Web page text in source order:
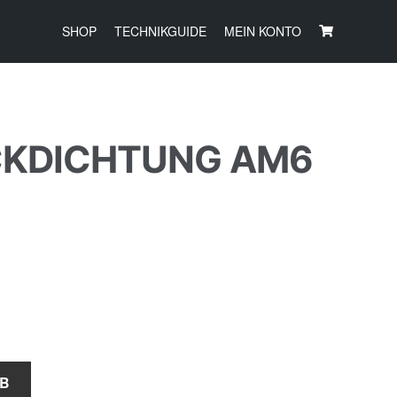
SHOP TECHNIKGUIDE MEIN KONTO
AM6